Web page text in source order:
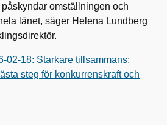
omställningen och
länet, säger Helena Lundberg
02-18: Starkare tillsammans:
steg för konkurrenskraft och